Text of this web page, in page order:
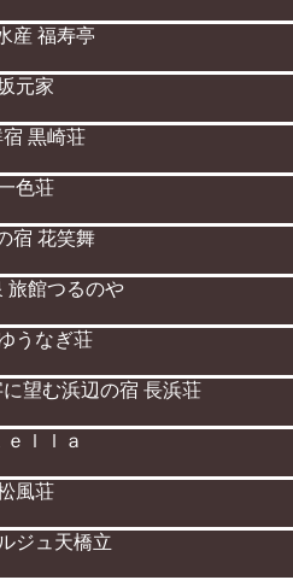
産 福寿亭
元家
黒崎荘
色荘
宿 花笑舞
旅館つるのや
うなぎ荘
望む浜辺の宿 長浜荘
ｅｌｌａ
風荘
ジュ天橋立